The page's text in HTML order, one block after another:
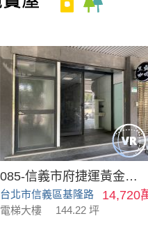
085-信義市府捷運黃金店面
台北市信義區基隆路 14,720
電梯大樓 144.22 坪